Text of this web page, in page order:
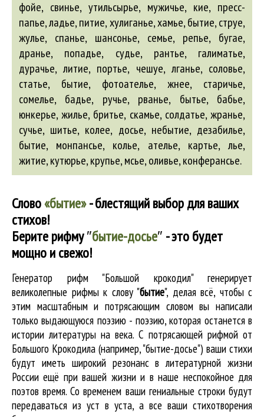
фойе, свинье, утильсырье, мужичье, кие, пресс-
папье, ладье, питие, хулиганье, хамье, бытие, струе,
жулье, спанье, шансонье, семье, репье, бугае,
дранье, попадье, судье, рантье, галиматье,
дурачье, литие, портье, чешуе, лганье, соловье,
статье, бытие, фотоателье, жнее, старичье,
сомелье, бадье, ручье, рванье, бытье, бабье,
юнкерье, жилье, бритье, скамье, солдатье, жранье,
сучье, шитье, колее, досье, небытие, дезабилье,
бытие, монпансье, колье, ателье, картье,лье,
житие,кутюрье,крупье,мсье,оливье,конферансье.
Слово«бытие»- блестящий выбор для ваших
стихов!
Берите рифму″бытие-досье″ - это будет
мощно и свежо!
Генератор рифм "Большой крокодил" генерирует
великолепные рифмы к слову "бытие", делая всё, чтобы с
этим масштабным и потрясающим словом вы написали
только выдающуюся поэзию - поэзию, которая останется в
истории литературы на века. С потрясающей рифмой от
Большого Крокодила (например, "бытие-досье") ваши стихи
будут иметь широкий резонанс в литературной жизни
России ещё при вашей жизни и в наше неспокойное для
поэтов время. Со временем ваши гениальные строки будут
передаваться из уст в уста, а все ваши стихотворения